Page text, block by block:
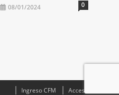
08/01/2024 0
Ingreso CFM Acceso